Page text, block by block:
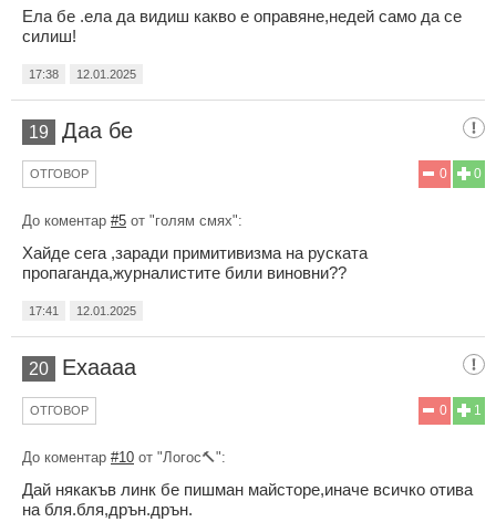
Ела бе .ела да видиш какво е оправяне,недей само да се
силиш!
17:38 12.01.2025
19 Даа бе
0
0
ОТГОВОР
До коментар #5 от "голям смях":
Хайде сега ,заради примитивизма на руската
пропаганда,журналистите били виновни??
17:41 12.01.2025
20 Ехаааа
1
0
ОТГОВОР
До коментар #10 от "Логос🔨":
Дай някакъв линк бе пишман майсторе,иначе всичко отива
на бля.бля,дрън.дрън.